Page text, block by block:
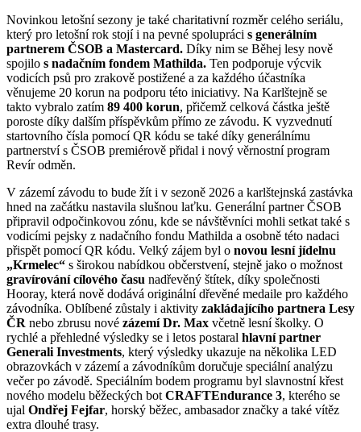
Novinkou letošní sezony je také charitativní rozměr celého seriálu,
který pro letošní rok stojí i na pevné spolupráci s generálním
partnerem ČSOB a Mastercard. Díky nim se Běhej lesy nově
spojilo s nadačním fondem Mathilda. Ten podporuje výcvik
vodicích psů pro zrakově postižené a za každého účastníka
věnujeme 20 korun na podporu této iniciativy. Na Karlštejně se
takto vybralo zatím 89 400 korun, přičemž celková částka ještě
poroste díky dalším příspěvkům přímo ze závodu. K vyzvednutí
startovního čísla pomocí QR kódu se také díky generálnímu
partnerství s ČSOB premiérově přidal i nový věrnostní program
Revír odměn.
V zázemí závodu to bude žít i v sezoně 2026 a karlštejnská zastávka
hned na začátku nastavila slušnou laťku. Generální partner ČSOB
připravil odpočinkovou zónu, kde se návštěvníci mohli setkat také s
vodicími pejsky z nadačního fondu Mathilda a osobně této nadaci
přispět pomocí QR kódu. Velký zájem byl o novou lesní jídelnu
„Krmelec“ s širokou nabídkou občerstvení, stejně jako o možnost
gravírování cílového času nadřevěný štítek, díky společnosti
Hooray, která nově dodává originální dřevěné medaile pro každého
závodníka. Oblíbené zůstaly i aktivity zakládajícího partnera Lesy
ČR nebo zbrusu nové zázemí Dr. Max včetně lesní školky. O
rychlé a přehledné výsledky se i letos postaral hlavní partner
Generali Investments, který výsledky ukazuje na několika LED
obrazovkách v zázemí a závodníkům doručuje speciální analýzu
večer po závodě. Speciálním bodem programu byl slavnostní křest
nového modelu běžeckých bot CRAFTEndurance 3, kterého se
ujal Ondřej Fejfar, horský běžec, ambasador značky a také vítěz
extra dlouhé trasy.